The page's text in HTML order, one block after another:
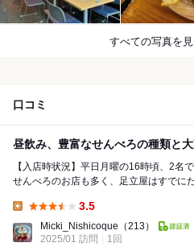
すべての写真を見
口コミ
昼飲み、豊富なせんべろの種類と大
【入店時状況】平日月曜の16時頃、2名で来店。
せんべろのお店も多く、足立屋はすでに
3.5
Micki_Nishicoque （213）
2025/01 訪問
1回